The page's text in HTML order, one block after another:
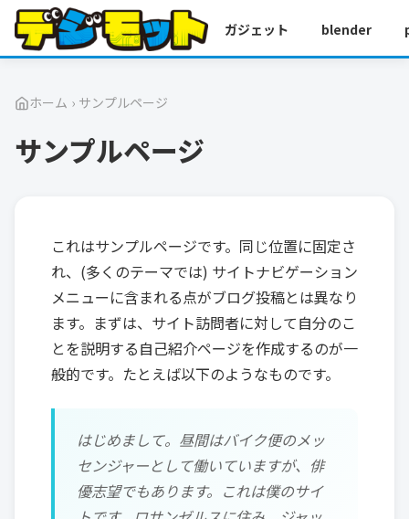
ガジェット blender
ホーム › サンプルページ
サンプルページ
これはサンプルページです。同じ位置に固定さ
れ、(多くのテーマでは) サイトナビゲーション
メニューに含まれる点がブログ投稿とは異なり
ます。まずは、サイト訪問者に対して自分のこ
とを説明する自己紹介ページを作成するのが一
般的です。たとえば以下のようなものです。
はじめまして。昼間はバイク便のメッ
センジャーとして働いていますが、俳
優志望でもあります。これは僕のサイ